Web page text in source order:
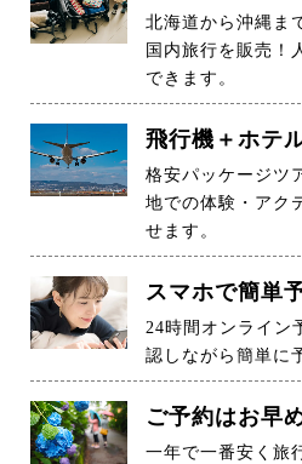
北海道から沖縄ま
国内旅行を販売！
できます。
飛行機＋ホテ
格安パッケージツ
地での体験・アク
せます。
スマホで簡単
24時間オンライン
認しながら簡単に
ご予約はお早
一年で一番安く旅